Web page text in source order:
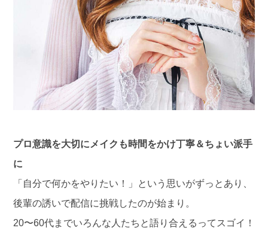
プロ意識を大切にメイクも時間をかけ丁寧＆ちょい派手
に
「自分で何かをやりたい！」という思いがずっとあり、
後輩の誘いで配信に挑戦したのが始まり。
20〜60代までいろんな人たちと語り合えるってスゴイ！